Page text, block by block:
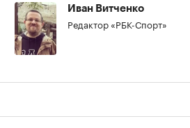
Иван Витченко
Редактор «РБК-Спорт»